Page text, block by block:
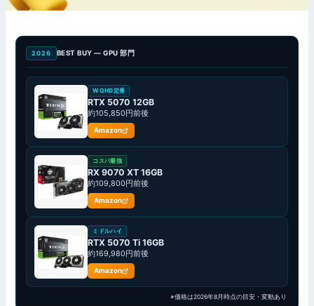
2026 BEST BUY — GPU 部門
WQHD定番
RTX 5070 12GB
約105,850円前後
Amazon
コスパ最強
RX 9070 XT 16GB
約109,800円前後
Amazon
ミドルハイ
RTX 5070 Ti 16GB
約169,980円前後
Amazon
※価格は2026年8月時点の目安・変動あり